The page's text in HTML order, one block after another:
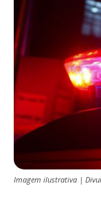
Imagem ilustrativa |